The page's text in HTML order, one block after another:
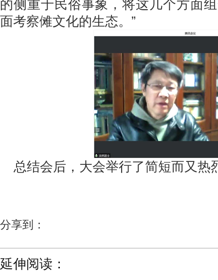
的侧重于民俗事象，将这几个方面
面考察傩文化的生态。”
总结会后，大会举行了简短而又热
分享到：
延伸阅读：